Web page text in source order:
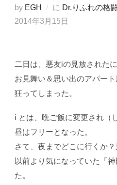
by EGH に Dr.りふれの格
2014年3月15日
二日は、悪友iの見放された
お見舞い＆思い出のアパー
狂ってしまった。
i とは、晩ご飯に変更され（
昼はフリーとなった。
さて、夜までどこに行くか？
以前より気になっていた「
た。